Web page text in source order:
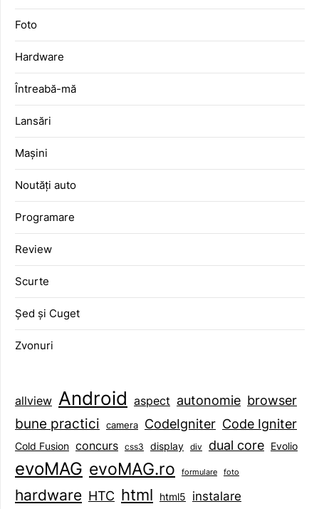
Foto
Hardware
Întreabă-mă
Lansări
Mașini
Noutăți auto
Programare
Review
Scurte
Șed și Cuget
Zvonuri
allview Android aspect autonomie browser
bune practici camera CodeIgniter Code Igniter
Cold Fusion concurs css3 display div dual core Evolio
evoMAG evoMAG.ro formulare foto
hardware HTC html html5 instalare